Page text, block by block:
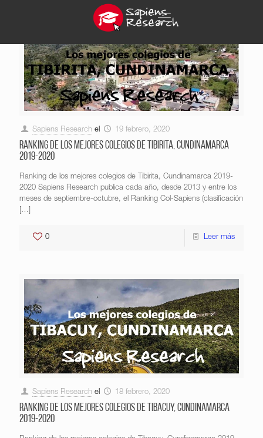
Sapiens Research el 19 febrero, 2020
Ranking de los mejores colegios de Tibirita, Cundinamarca
2019-2020
Ranking de los mejores colegios de Tibirita, Cundinamarca 2019-
2020 Sapiens Research publica cada año, desde 2013 y entre los
meses de septiembre-octubre, el Ranking Col-Sapiens (clasificación
[…]
0 Leer más
Sapiens Research el 18 febrero, 2020
Ranking de los mejores colegios de Tibacuy, Cundinamarca
2019-2020